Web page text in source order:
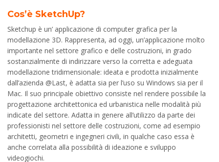
Cos’è SketchUp?
Sketchup è un’ applicazione di computer grafica per la
modellazione 3D. Rappresenta, ad oggi, un’applicazione molto
importante nel settore grafico e delle costruzioni, in grado
sostanzialmente di indirizzare verso la corretta e adeguata
modellazione tridimensionale: ideata e prodotta inizialmente
dall’azienda @Last, è adatta sia per l’uso su Windows sia per il
Mac. Il suo principale obiettivo consiste nel rendere possibile la
progettazione architettonica ed urbanistica nelle modalità più
indicate del settore. Adatta in genere all’utilizzo da parte dei
professionisti nel settore delle costruzioni, come ad esempio
architetti, geometri e ingegneri civili, in qualche caso essa è
anche correlata alla possibilità di ideazione e sviluppo
videogiochi.